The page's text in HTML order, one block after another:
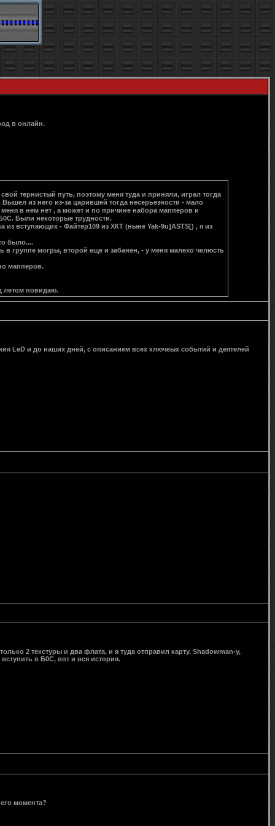
в онлайн.
тернистый путь, поэтому меня туда и приняли, играл тогда
из него из-за царившей тогда несерьезности - мало
в нем нет , а может и по причине набора мапперов и
Были некоторые трудности.
вступающих - Файтер109 из ХКТ (ныне Yak-9u]ASTS[) , я из
было....
в группе могры, второй еще и забанен, - у меня малехо челюсть
мапперов.
летом повидаю.
LeD и до наших дней, с описанием всех ключеых событий и деятелей
2 текстуры и два флата, и я туда отправил карту. Shadowman-у,
в Б0С, вот и вся история.
момента?